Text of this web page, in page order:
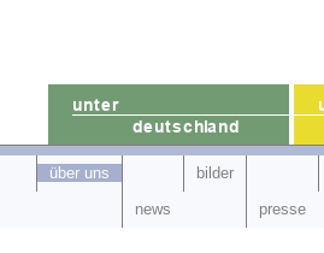
über uns
news
bilder
presse